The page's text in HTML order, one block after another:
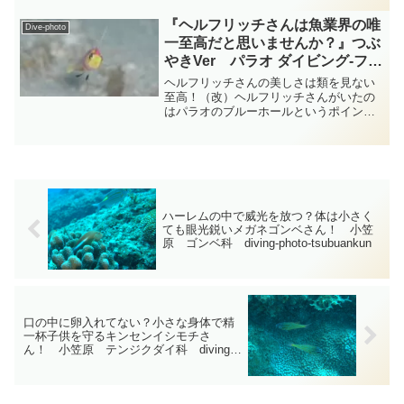
でしょうか？・・・ノコギリダイさんは
サンゴ礁や岩礁の浅場〜中...
Dive-photo
『ヘルフリッチさんは魚業界の唯
一至高だと思いませんか？』つぶ
やきVer パラオ ダイビング‐フォ
ト‐tsubuankun
ヘルフリッチさんの美しさは類を見ない
至高！（改）ヘルフリッチさんがいたの
はパラオのブルーホールというポイント
ハーレムの中で威光を放つ？体は小さく
ても眼光鋭いメガネゴンベさん！ 小笠
原 ゴンベ科 diving-photo‐tsubuankun
口の中に卵入れてない？小さな身体で精
一杯子供を守るキンセンイシモチさ
ん！ 小笠原 テンジクダイ科 diving-